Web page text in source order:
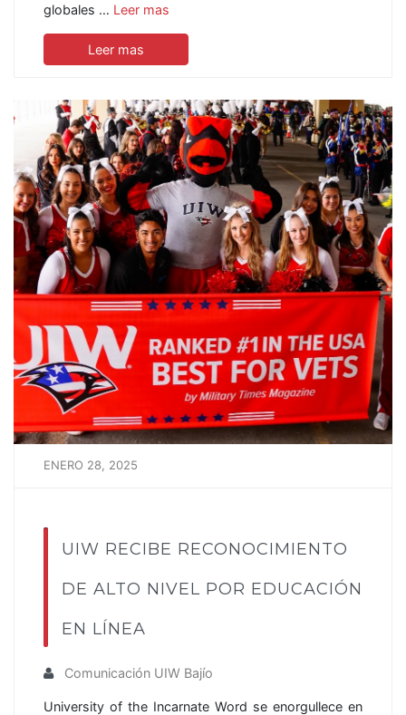
globales … Leer mas
Leer mas
ENERO 28, 2025
UIW RECIBE RECONOCIMIENTO
DE ALTO NIVEL POR EDUCACIÓN
EN LÍNEA
Comunicación UIW Bajío
University of the Incarnate Word se enorgullece en